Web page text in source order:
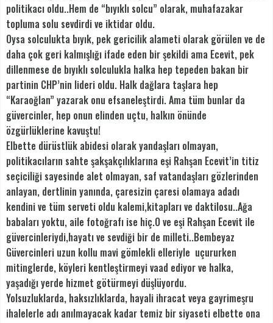
politikacı oldu..Hem de “bıyıklı solcu” olarak, muhafazakar
topluma solu sevdirdi ve iktidar oldu.
Oysa solculukta bıyık, pek gericilik alameti olarak görülen ve de
daha çok geri kalmışlığı ifade eden bir şekildi ama Ecevit, pek
dillenmese de bıyıklı solculukla halka hep tepeden bakan bir
partinin CHP’nin lideri oldu. Halk dağlara taşlara hep
“Karaoğlan” yazarak onu efsaneleştirdi. Ama tüm bunlar da
güvercinler, hep onun elinden uçtu, halkın önünde
özgürlüklerine kavuştu!
Elbette dürüstlük abidesi olarak yandaşları olmayan,
politikacıların sahte şakşakçılıklarına eşi Rahşan Ecevit’in titiz
seçiciliği sayesinde alet olmayan, saf vatandaşları gözlerinden
anlayan, dertlinin yanında, çaresizin çaresi olamaya adadı
kendini ve tüm serveti oldu kalemi,kitapları ve daktilosu..Ağa
babaları yoktu, aile fotoğrafı ise hiç.O ve eşi Rahşan Ecevit ile
güvercinleriydi,hayatı ve sevdiği bir de milleti..Bembeyaz
Güvercinleri uzun kollu mavi gömlekli elleriyle uçururken
mitinglerde, köyleri kentleştirmeyi vaad ediyor ve halka,
yaşadığı yerde hizmet götürmeyi düşlüyordu.
Yolsuzluklarda, haksızlıklarda, hayali ihracat veya gayrimeşru
ihalelerle adı anılmayacak kadar temiz bir siyaseti elbette ona